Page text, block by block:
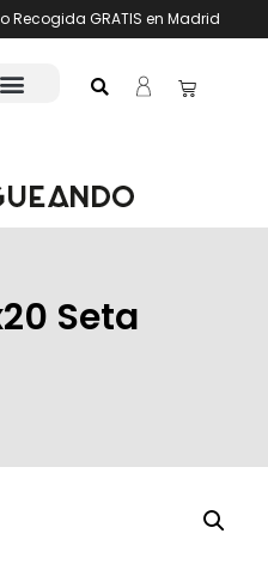
GRATIS en Madrid
Seta